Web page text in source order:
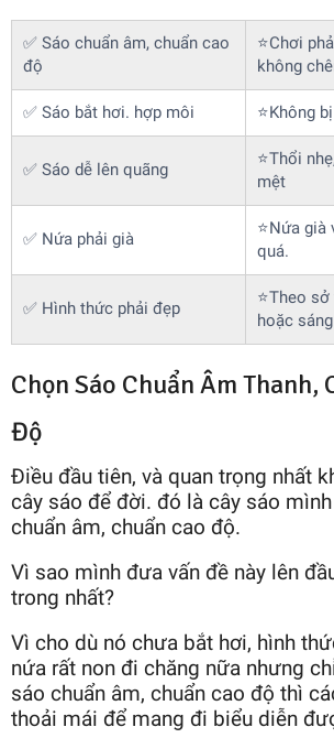
✅ Sáo chuẩn âm, chuẩn cao
độ
⭐Chơi
không
✅ Sáo bắt hơi. hợp môi ⭐Không
✅ Sáo dễ lên quãng
⭐Thổi
mệt
✅ Nứa phải già
⭐Nứa già
quá.
✅ Hình thức phải đẹp
⭐Theo
hoặc
Chọn Sáo Chuẩn Âm Thanh,
Độ
Điều đầu tiên, và quan trọng nhất
cây sáo để đời. đó là cây sáo
chuẩn âm, chuẩn cao độ.
Vì sao mình đưa vấn đề này lên
trong nhất?
Vì cho dù nó chưa bắt hơi, hình
nứa rất non đi chăng nữa nhưng
sáo chuẩn âm, chuẩn cao độ thì
thoải mái để mang đi biểu diễn